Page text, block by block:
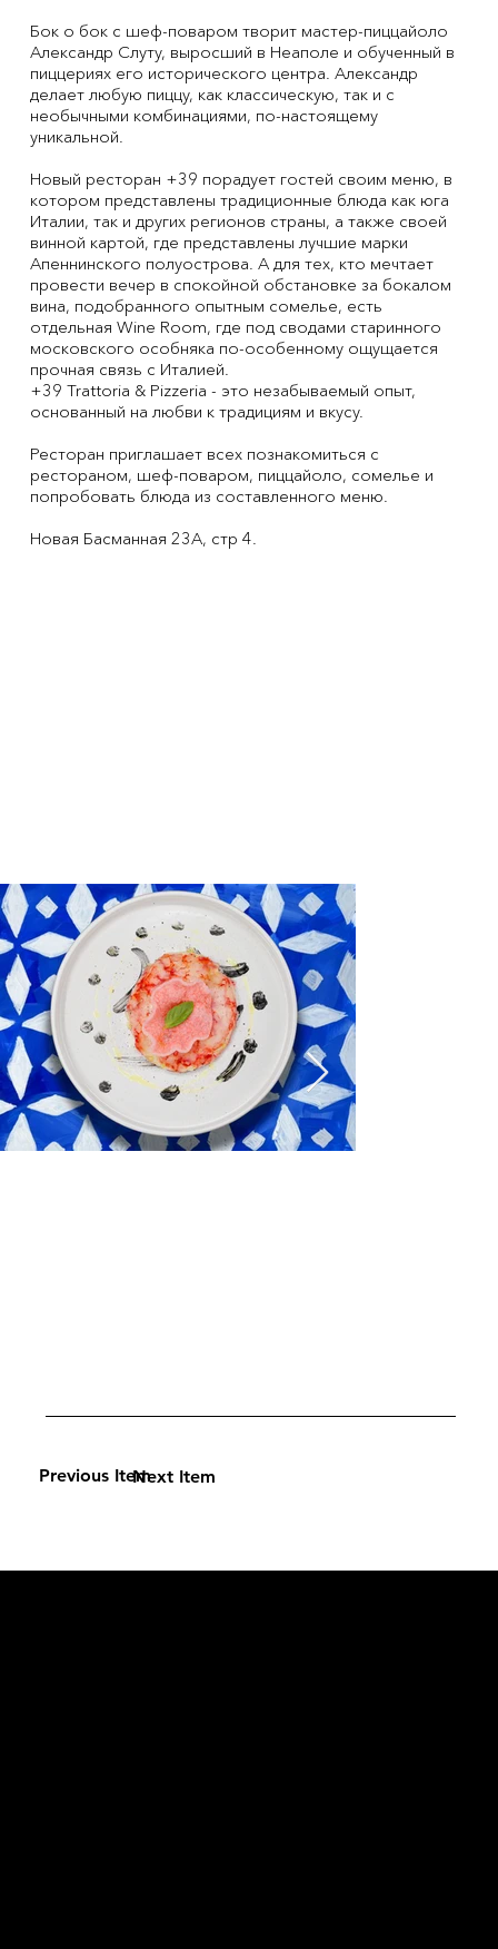
Бок о бок с шеф-поваром творит мастер-пиццайоло
Александр Слуту, выросший в Неаполе и обученный в
пиццериях его исторического центра. Александр
делает любую пиццу, как классическую, так и с
необычными комбинациями, по-настоящему
уникальной.
Новый ресторан +39 порадует гостей своим меню, в
котором представлены традиционные блюда как юга
Италии, так и других регионов страны, а также своей
винной картой, где представлены лучшие марки
Апеннинского полуострова. А для тех, кто мечтает
провести вечер в спокойной обстановке за бокалом
вина, подобранного опытным сомелье, есть
отдельная Wine Room, где под сводами старинного
московского особняка по-особенному ощущается
прочная связь с Италией.
+39 Trattoria & Pizzeria - это незабываемый опыт,
основанный на любви к традициям и вкусу.
Ресторан приглашает всех познакомиться с
рестораном, шеф-поваром, пиццайоло, сомелье и
попробовать блюда из составленного меню.
Новая Басманная 23А, стр 4.
Next Item
Previous Item